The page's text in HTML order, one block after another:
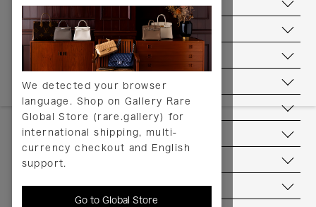
We detected your browser
language. Shop on Gallery Rare
Global Store (rare.gallery) for
international shipping, multi-
currency checkout and English
support.
Go to Global Store
お支払いについて
配送について
送料について
返品について
ヘルプ
お問い合わせ
当店について